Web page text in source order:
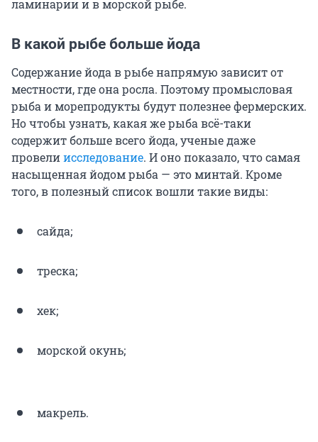
ламинарии и в морской рыбе.
В какой рыбе больше йода
Содержание йода в рыбе напрямую зависит от
местности, где она росла. Поэтому промысловая
рыба и морепродукты будут полезнее фермерских.
Но чтобы узнать, какая же рыба всё-таки
содержит больше всего йода, ученые даже
провелиисследование. И оно показало, что самая
насыщенная йодом рыба — это минтай. Кроме
того, в полезный список вошли такие виды:
сайда;
треска;
хек;
морской окунь;
макрель.